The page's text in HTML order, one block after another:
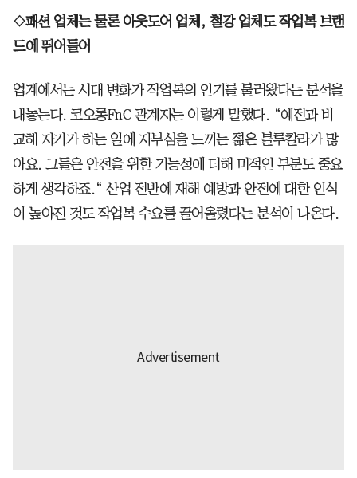
◇패션 업체는 물론 아웃도어 업체, 철강 업체도 작업복 브랜
드에 뛰어들어
업계에서는 시대 변화가 작업복의 인기를 불러왔다는 분석을
내놓는다. 코오롱FnC 관계자는 이렇게 말했다. “예전과 비
교해 자기가 하는 일에 자부심을 느끼는 젊은 블루칼라가 많
아요. 그들은 안전을 위한 기능성에 더해 미적인 부분도 중요
하게 생각하죠.“ 산업 전반에 재해 예방과 안전에 대한 인식
이 높아진 것도 작업복 수요를 끌어올렸다는 분석이 나온다.